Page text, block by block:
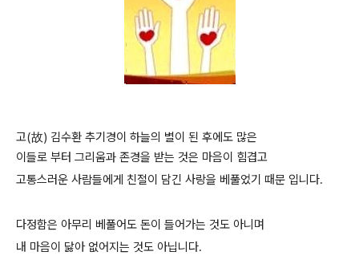
고(故) 김수환 추기경이 하늘의 별이 된 후에도 많은
이들로 부터 그리움과 존경을 받는 것은 마음이 힘겹고
고통스러운 사람들에게 친절이 담긴 사랑을 베풀었기 때문 입니다.
다정함은 아무리 베풀어도 돈이 들어가는 것도 아니며
내 마음이 닳아 없어지는 것도 아닙니다.